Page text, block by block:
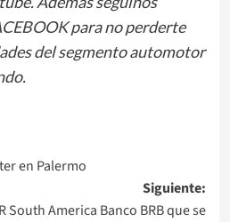
para no perderte
del segmento automotor
en Palermo
Siguiente:
South America Banco BRB que se